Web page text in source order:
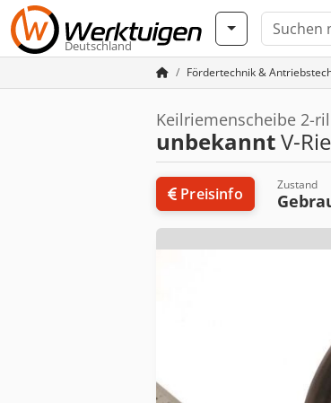
Deutschland
Fördertechnik &
Keilriemenscheibe 2-
unbekanntV-
Preisinfo Zustand